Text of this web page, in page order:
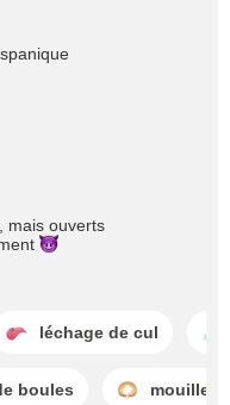
mais ouverts
léchage de cul
boules mouille